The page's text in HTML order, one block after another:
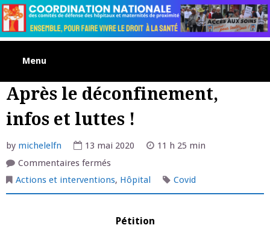
Skip
to
content
Menu
Après le déconfinement,
infos et luttes !
by michelelfn 13 mai 2020
11 h 25 min
Commentaires ferméssur
le
déconfinement,
infos
Actions et interventions, Hôpital Covid
Pétition